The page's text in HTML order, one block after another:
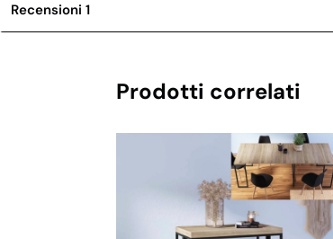
Recensioni 1
Prodotti correlati